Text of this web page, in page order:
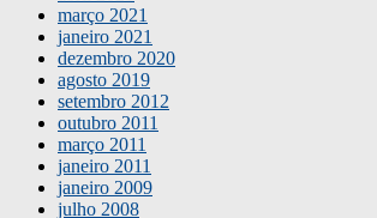
março 2021
janeiro 2021
dezembro 2020
agosto 2019
setembro 2012
outubro 2011
março 2011
janeiro 2011
janeiro 2009
julho 2008